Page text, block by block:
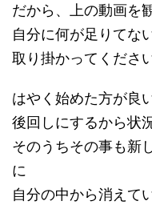
だから、上の動画を
自分に何が足りてな
取り掛かってください
はやく始めた方が良
後回しにするから状
そのうちその事も新
に
自分の中から消えて